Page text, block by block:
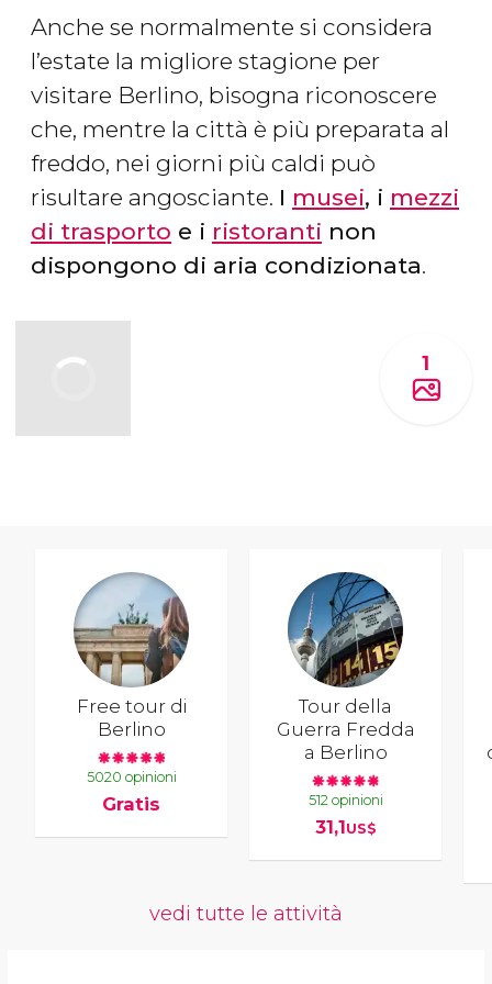
Anche se normalmente si considera
l’estate la migliore stagione per
visitare Berlino, bisogna riconoscere
che, mentre la città è più preparata al
freddo, nei giorni più caldi può
risultare angosciante. I musei, i mezzi
di trasporto e i ristoranti non
dispongono di aria condizionata.
1
Free tour di
Berlino
5020 opinioni
Gratis
Tour della
Guerra Fredda
a Berlino
512 opinioni
31,1US$
vedi tutte le attività